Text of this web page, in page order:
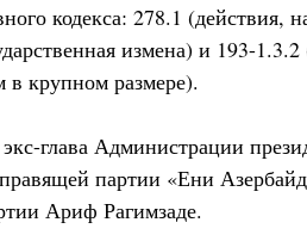
кодекса: 278.1 (действия,
измена) и 193-
в крупном размере).
глава Администрации
партии «Ени
Ариф Рагимзаде.